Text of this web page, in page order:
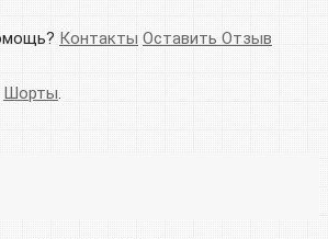
Контакты Оставить Отзыв
Шорты.